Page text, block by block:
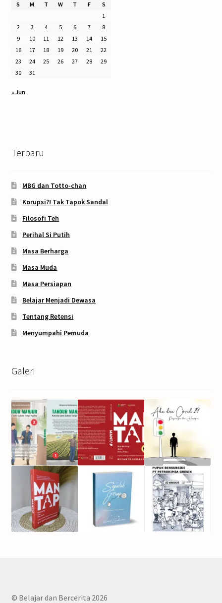
S M T W T F
S
1
2
3 4 5 6 7
8
9
10 11 12 13 14
15
16
17 18 19 20 21
22
23
24 25 26 27 28
29
30
31
« Jun
Terbaru
MBG dan Totto-chan
Korupsi?! Tak Tapok Sandal
Filosofi Teh
Perihal Si Putih
Masa Berharga
Masa Muda
Masa Persiapan
Belajar Menjadi Dewasa
Tentang Retensi
Menyumpahi Pemuda
Galeri
© Belajar dan Bercerita 2026